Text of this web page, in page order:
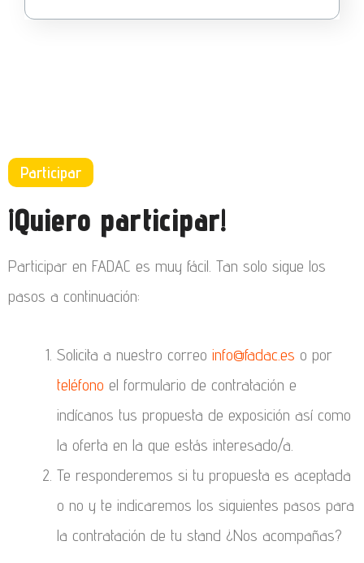
Participar
¡Quiero participar!
Participar en FADAC es muy fácil. Tan solo sigue los
pasos a continuación:
Solicita a nuestro correo info@fadac.es o por
teléfono el formulario de contratación e
indícanos tus propuesta de exposición así como
la oferta en la que estás interesado/a.
Te responderemos si tu propuesta es aceptada
o no y te indicaremos los siguientes pasos para
la contratación de tu stand ¿Nos acompañas?